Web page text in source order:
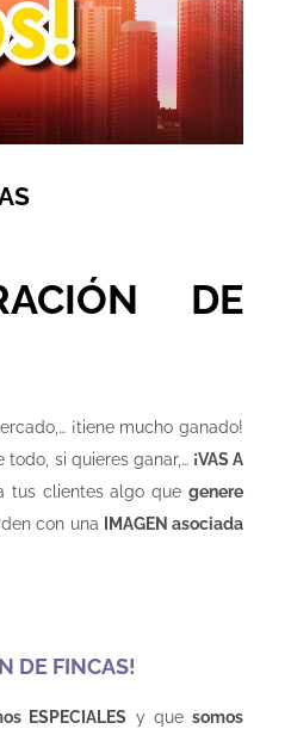
DE
¡tiene mucho ganado!
si quieres ganar,… ¡VAS A
tus clientes algo quegenere
con una
IMAGEN asociada
DE FINCAS!
ESPECIALES y quesomos